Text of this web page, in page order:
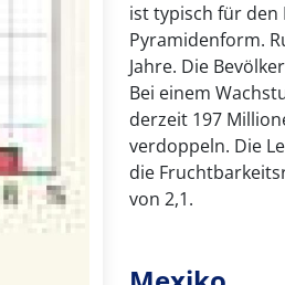
ist typisch für den
Pyramidenform.
Jahre. Die
Bei einem
derzeit 197
verdoppeln. Die
die
von 2,1.